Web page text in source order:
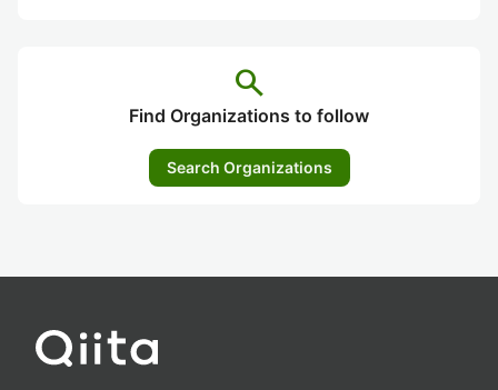
search
Find Organizations to follow
Search Organizations